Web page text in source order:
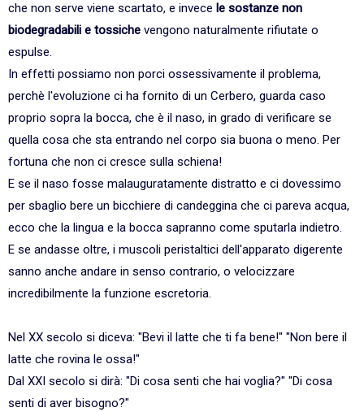
che non serve viene scartato, e invece le sostanze non
biodegradabili e tossiche vengono naturalmente rifiutate o
espulse.
In effetti possiamo non porci ossessivamente il problema,
perchè l'evoluzione ci ha fornito di un Cerbero, guarda caso
proprio sopra la bocca, che è il naso, in grado di verificare se
quella cosa che sta entrando nel corpo sia buona o meno. Per
fortuna che non ci cresce sulla schiena!
E se il naso fosse malauguratamente distratto e ci dovessimo
per sbaglio bere un bicchiere di candeggina che ci pareva acqua,
ecco che la lingua e la bocca sapranno come sputarla indietro.
E se andasse oltre, i muscoli peristaltici dell'apparato digerente
sanno anche andare in senso contrario, o velocizzare
incredibilmente la funzione escretoria.
Nel XX secolo si diceva: "Bevi il latte che ti fa bene!" "Non bere il
latte che rovina le ossa!"
Dal XXI secolo si dirà: "Di cosa senti che hai voglia?" "Di cosa
senti di aver bisogno?"